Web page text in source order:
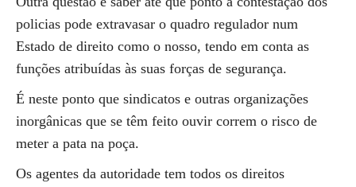
policias pode extravasar o quadro regulador num
Estado de direito como o nosso, tendo em conta as
funções atribuídas às suas forças de segurança.
É neste ponto que sindicatos e outras organizações
inorgânicas que se têm feito ouvir correm o risco de
meter a pata na poça.
Os agentes da autoridade tem todos os direitos